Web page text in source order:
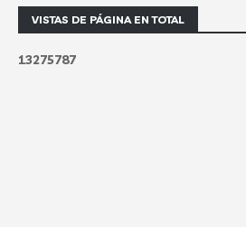
VISTAS DE PÁGINA EN TOTAL
13275787